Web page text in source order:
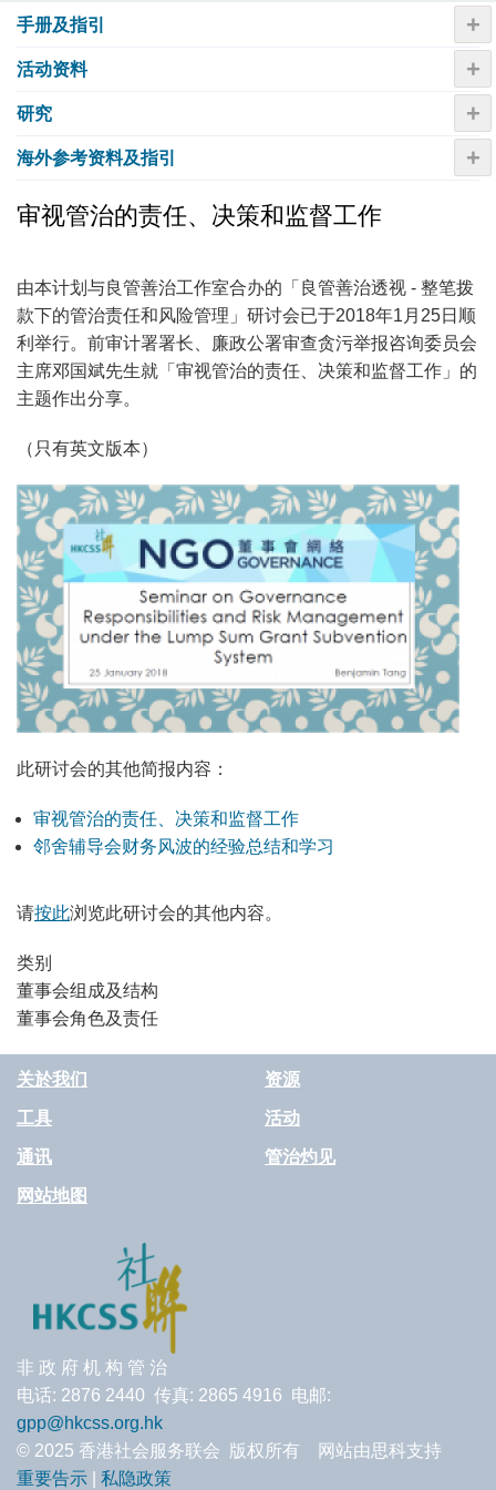
手册及指引 +
活动资​​料 +
研究 +
海外参考资料及指引 +
审视管治的责任、决策和监督工作
由本计划与良管善治工作室合办的「良管善治透视 - 整笔拨
款下的管治责任和风险管理」研讨会已于2018年1月25日顺
利举行。前审计署署长、廉政公署审查贪污举报咨询委员会
主席邓国斌先生就「审视管治的责任、决策和监督工作」的
主题作出分享。
（只有英文版本）
此研讨会的其他简报内容：
审视管治的责任、决策和监督工作
邻舍辅导会财务风波的经验总结和学习
请按此浏览此研讨会的其他内容。
类别
董事会组成及结构
董事会角色及责任
关於我们 资源
工具 活动
通讯 管治灼见
网站地图
非 政 府 机 构 管 治
电话: 2876 2440 传真: 2865 4916 电邮:
gpp@hkcss.org.hk
© 2025 香港社会服务联会 版权所有 网站由思科支持
重要告示
私隐政策